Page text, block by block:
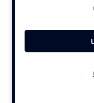
Contentmarketing